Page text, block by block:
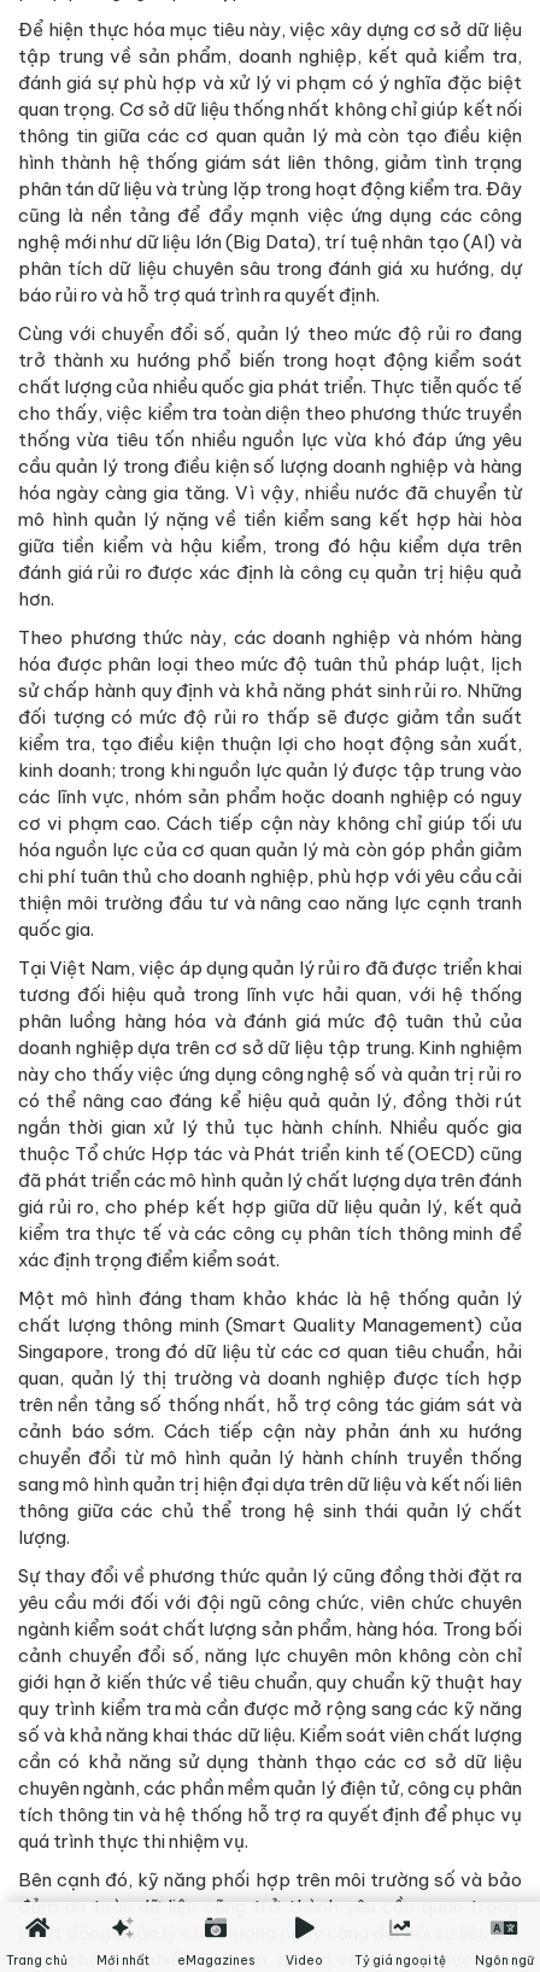
Để hiện thực hóa mục tiêu này, việc xây dựng cơ sở dữ liệu
tập trung về sản phẩm, doanh nghiệp, kết quả kiểm tra,
đánh giá sự phù hợp và xử lý vi phạm có ý nghĩa đặc biệt
quan trọng. Cơ sở dữ liệu thống nhất không chỉ giúp kết nối
thông tin giữa các cơ quan quản lý mà còn tạo điều kiện
hình thành hệ thống giám sát liên thông, giảm tình trạng
phân tán dữ liệu và trùng lặp trong hoạt động kiểm tra. Đây
cũng là nền tảng để đẩy mạnh việc ứng dụng các công
nghệ mới như dữ liệu lớn (Big Data), trí tuệ nhân tạo (AI) và
phân tích dữ liệu chuyên sâu trong đánh giá xu hướng, dự
báo rủi ro và hỗ trợ quá trình ra quyết định.
Cùng với chuyển đổi số, quản lý theo mức độ rủi ro đang
trở thành xu hướng phổ biến trong hoạt động kiểm soát
chất lượng của nhiều quốc gia phát triển. Thực tiễn quốc tế
cho thấy, việc kiểm tra toàn diện theo phương thức truyền
thống vừa tiêu tốn nhiều nguồn lực vừa khó đáp ứng yêu
cầu quản lý trong điều kiện số lượng doanh nghiệp và hàng
hóa ngày càng gia tăng. Vì vậy, nhiều nước đã chuyển từ
mô hình quản lý nặng về tiền kiểm sang kết hợp hài hòa
giữa tiền kiểm và hậu kiểm, trong đó hậu kiểm dựa trên
đánh giá rủi ro được xác định là công cụ quản trị hiệu quả
hơn.
Theo phương thức này, các doanh nghiệp và nhóm hàng
hóa được phân loại theo mức độ tuân thủ pháp luật, lịch
sử chấp hành quy định và khả năng phát sinh rủi ro. Những
đối tượng có mức độ rủi ro thấp sẽ được giảm tần suất
kiểm tra, tạo điều kiện thuận lợi cho hoạt động sản xuất,
kinh doanh; trong khi nguồn lực quản lý được tập trung vào
các lĩnh vực, nhóm sản phẩm hoặc doanh nghiệp có nguy
cơ vi phạm cao. Cách tiếp cận này không chỉ giúp tối ưu
hóa nguồn lực của cơ quan quản lý mà còn góp phần giảm
chi phí tuân thủ cho doanh nghiệp, phù hợp với yêu cầu cải
thiện môi trường đầu tư và nâng cao năng lực cạnh tranh
quốc gia.
Tại Việt Nam, việc áp dụng quản lý rủi ro đã được triển khai
tương đối hiệu quả trong lĩnh vực hải quan, với hệ thống
phân luồng hàng hóa và đánh giá mức độ tuân thủ của
doanh nghiệp dựa trên cơ sở dữ liệu tập trung. Kinh nghiệm
này cho thấy việc ứng dụng công nghệ số và quản trị rủi ro
có thể nâng cao đáng kể hiệu quả quản lý, đồng thời rút
ngắn thời gian xử lý thủ tục hành chính. Nhiều quốc gia
thuộc Tổ chức Hợp tác và Phát triển kinh tế (OECD) cũng
đã phát triển các mô hình quản lý chất lượng dựa trên đánh
giá rủi ro, cho phép kết hợp giữa dữ liệu quản lý, kết quả
kiểm tra thực tế và các công cụ phân tích thông minh để
xác định trọng điểm kiểm soát.
Một mô hình đáng tham khảo khác là hệ thống quản lý
chất lượng thông minh (Smart Quality Management) của
Singapore, trong đó dữ liệu từ các cơ quan tiêu chuẩn, hải
quan, quản lý thị trường và doanh nghiệp được tích hợp
trên nền tảng số thống nhất, hỗ trợ công tác giám sát và
cảnh báo sớm. Cách tiếp cận này phản ánh xu hướng
chuyển đổi từ mô hình quản lý hành chính truyền thống
sang mô hình quản trị hiện đại dựa trên dữ liệu và kết nối liên
thông giữa các chủ thể trong hệ sinh thái quản lý chất
lượng.
Sự thay đổi về phương thức quản lý cũng đồng thời đặt ra
yêu cầu mới đối với đội ngũ công chức, viên chức chuyên
ngành kiểm soát chất lượng sản phẩm, hàng hóa. Trong bối
cảnh chuyển đổi số, năng lực chuyên môn không còn chỉ
giới hạn ở kiến thức về tiêu chuẩn, quy chuẩn kỹ thuật hay
quy trình kiểm tra mà cần được mở rộng sang các kỹ năng
số và khả năng khai thác dữ liệu. Kiểm soát viên chất lượng
cần có khả năng sử dụng thành thạo các cơ sở dữ liệu
chuyên ngành, các phần mềm quản lý điện tử, công cụ phân
tích thông tin và hệ thống hỗ trợ ra quyết định để phục vụ
quá trình thực thi nhiệm vụ.
Bên cạnh đó, kỹ năng phối hợp trên môi trường số và bảo
đảm an toàn dữ liệu cũng trở thành yêu cầu quan trọng.
Hoạt động quản lý chất lượng ngày càng đòi hỏi sự liên kết
chặt chẽ giữa nhiều cơ quan, đơn vị và các tổ chức đánh
Trang chủ Mới nhất eMagazines Video Tỷ giá ngoại tệ Ngôn ngữ